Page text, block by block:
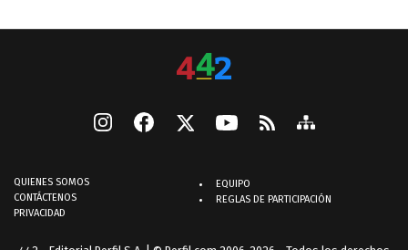
QUIENES SOMOS
CONTÁCTENOS
PRIVACIDAD
EQUIPO
REGLAS DE PARTICIPACIÓN